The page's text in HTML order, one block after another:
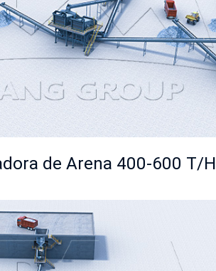
de Arena 400-600 T/H